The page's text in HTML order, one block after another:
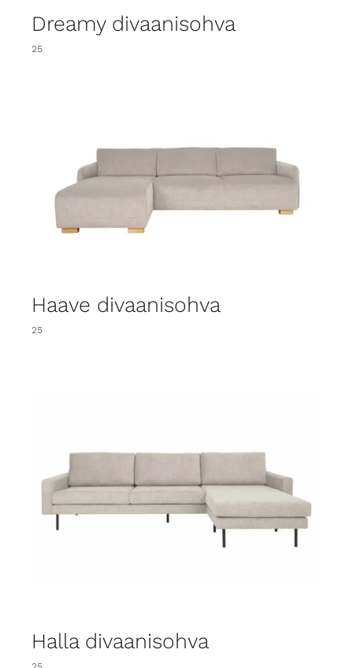
Dreamy divaanisohva
25
Haave divaanisohva
25
Halla divaanisohva